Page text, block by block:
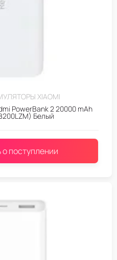
XIAOMI
PowerBank 2 20000 mAh
Белый
поступлении